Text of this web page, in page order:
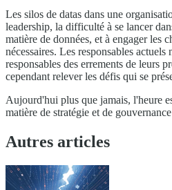
Les silos de datas dans une
leadership, la difficulté à se lancer
matière de données, et à engager les
nécessaires. Les responsables actuels
responsables des errements de leurs
cependant relever les défis qui se
Aujourd'hui plus que jamais, l'heure
matière de stratégie et de
Autres articles